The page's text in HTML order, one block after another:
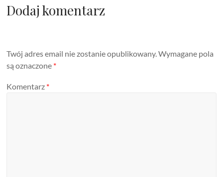
Dodaj komentarz
Twój adres email nie zostanie opublikowany.Wymagane pola
są oznaczone *
Komentarz *